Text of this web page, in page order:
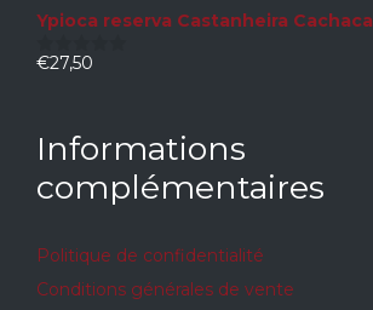
5
Ypioca reserva Castanheira Cachaca
0
€27,50
Informations
complémentaires
Politique de confidentialité
Conditions générales de vente